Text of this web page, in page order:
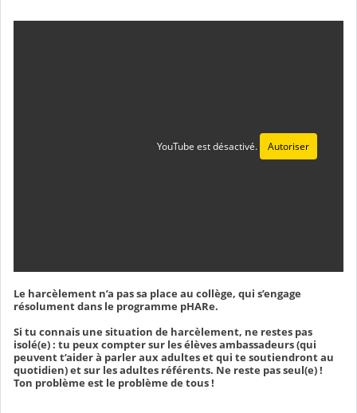
YouTube est désactivé. Autoriser
Le harcèlement n’a pas sa place au collège, qui s’engage
résolument dans le programme pHARe.
Si tu connais une situation de harcèlement, ne restes pas
isolé(e) : tu peux compter sur les élèves ambassadeurs (qui
peuvent t’aider à parler aux adultes et qui te soutiendront au
quotidien) et sur les adultes référents. Ne reste pas seul(e) !
Ton problème est le problème de tous !